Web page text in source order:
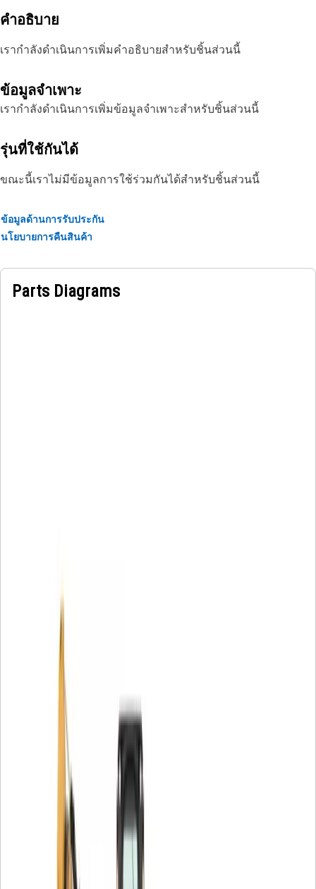
คำอธิบาย
เรากำลังดำเนินการเพิ่มคำอธิบายสำหรับชิ้นส่วนนี้
ข้อมูลจำเพาะ
เรากำลังดำเนินการเพิ่มข้อมูลจำเพาะสำหรับชิ้นส่วนนี้
รุ่นที่ใช้กันได้
ขณะนี้เราไม่มีข้อมูลการใช้ร่วมกันได้สำหรับชิ้นส่วนนี้
ข้อมูลด้านการรับประกัน
นโยบายการคืนสินค้า
Parts Diagrams